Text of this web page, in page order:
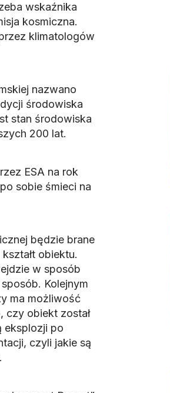
wskaźnika
kosmiczna.
klimatologów
nazwano
środowiska
stan środowiska
200 lat.
ESA na rok
sobie śmieci na
będzie brane
obiektu.
w sposób
Kolejnym
ma możliwość
czy obiekt został
eksplozji po
czyli jakie są